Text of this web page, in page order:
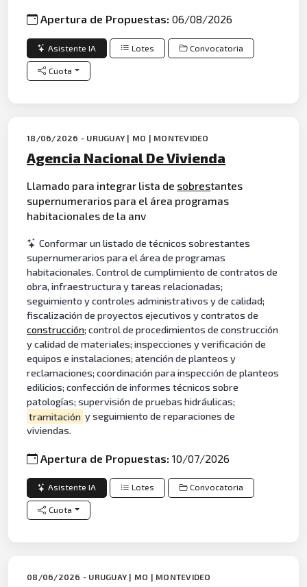
Apertura de Propuestas:06/08/2026
Asistente IA Lotes Convocatoria
Cuota
18/06/2026 - URUGUAY | MO | MONTEVIDEO
Agencia Nacional De Vivienda
Llamado para integrar lista de sobrestantes
supernumerarios para el área programas
habitacionales de la anv
Conformar un listado de técnicos sobrestantes
supernumerarios para el área de programas
habitacionales. Control de cumplimiento de contratos de
obra, infraestructura y tareas relacionadas;
seguimiento y controles administrativos y de calidad;
fiscalización de proyectos ejecutivos y contratos de
construcción; control de procedimientos de construcción
y calidad de materiales; inspecciones y verificación de
equipos e instalaciones; atención de planteos y
reclamaciones; coordinación para inspección de planteos
edilicios; confección de informes técnicos sobre
patologías; supervisión de pruebas hidráulicas;
tramitación y seguimiento de reparaciones de
viviendas.
Apertura de Propuestas:10/07/2026
Asistente IA Lotes Convocatoria
Cuota
08/06/2026 - URUGUAY | MO | MONTEVIDEO